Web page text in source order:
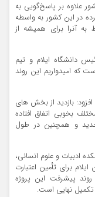
علاوه بر پاسخ‌گویی به
در این کشور به واسطه
به آنرا برای همیشه از
دانشگاه ایلام و تیم
که امیدواریم این روند
بازدید از بخش های
بخوبی اتفاق افتاده
و همچنین در طول
ادبیات و علوم انسانی،
برای تأمین اعتبارت
پیشرفت این پروژه
نهایی است.